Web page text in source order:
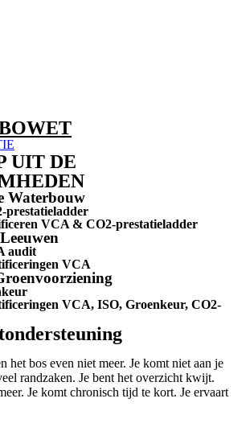
UIT DE
Waterbouw
prestatieladder
VCA & CO2-prestatieladder
audit
VCA
VCA, ISO, Groenkeur, CO2-
het bos even niet meer. Je komt niet aan je
randzaken. Je bent het overzicht kwijt.
Je komt chronisch tijd te kort. Je ervaart